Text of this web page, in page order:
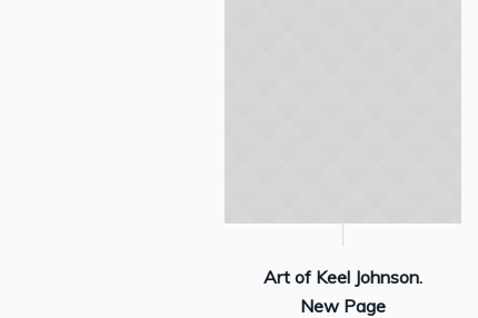
Art of Keel Johnson.
New Page